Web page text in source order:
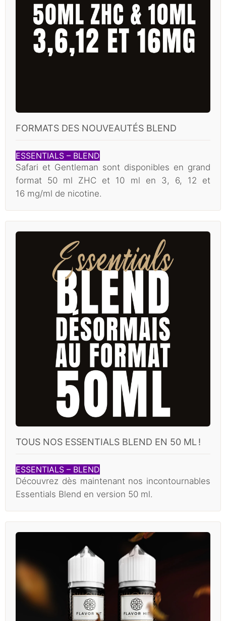
FORMATS DES NOUVEAUTÉS BLEND
ESSENTIALS – BLEND
Safari et Gentleman sont disponibles en grand
format 50 ml ZHC et 10 ml en 3, 6, 12 et
16 mg/ml de nicotine.
TOUS NOS ESSENTIALS BLEND EN 50 ML !
ESSENTIALS – BLEND
Découvrez dès maintenant nos incontournables
Essentials Blend en version 50 ml.